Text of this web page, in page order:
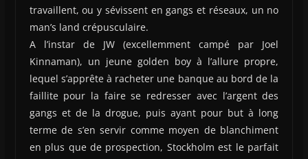
travaillent, ou y sévissent en gangs et réseaux, un no
man’s land crépusculaire.
A l’instar de JW (excellemment campé par Joel
Kinnaman), un jeune golden boy à l’allure propre,
lequel s’apprête à racheter une banque au bord de la
faillite pour la faire se redresser avec l’argent des
gangs et de la drogue, puis ayant pour but à long
terme de s’en servir comme moyen de blanchiment
en plus que de prospection, Stockholm est le parfait